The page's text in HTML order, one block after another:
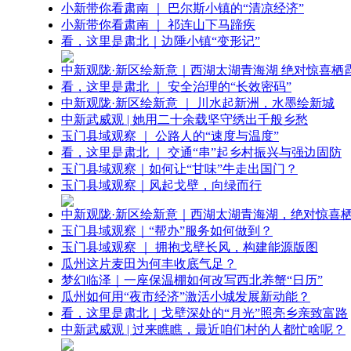
小新带你看肃南 ｜ 巴尔斯小镇的“清凉经济”
小新带你看肃南 ｜ 祁连山下马蹄疾
看，这里是肃北｜边陲小镇“变形记”
中新观陇·新区绘新意｜西湖太湖青海湖 绝对惊喜栖
看，这里是肃北 ｜ 安全治理的“长效密码”
中新观陇·新区绘新意 ｜ 川水起新洲，水墨绘新城
中新武威观 | 她用二十余载坚守绣出千般乡愁
玉门县域观察 ｜ 公路人的“速度与温度”
看，这里是肃北 ｜ 交通“串”起乡村振兴与强边固防
玉门县域观察｜如何让“甘味”牛走出国门？
玉门县域观察｜风起戈壁，向绿而行
中新观陇·新区绘新意｜西湖太湖青海湖，绝对惊喜
玉门县域观察｜“帮办”服务如何做到？
玉门县域观察 ｜ 拥抱戈壁长风，构建能源版图
瓜州这片麦田为何丰收底气足？
梦幻临泽｜一座保温棚如何改写西北养蟹“日历”
瓜州如何用“夜市经济”激活小城发展新动能？
看，这里是肃北｜戈壁深处的“月光”照亮乡亲致富路
中新武威观 | 过来瞧瞧，最近咱们村的人都忙啥呢？